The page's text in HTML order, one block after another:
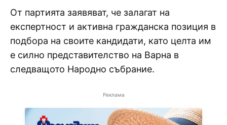
От партията заявяват, че залагат на
експертност и активна гражданска позиция в
подбора на своите кандидати, като целта им
е силно представителство на Варна в
следващото Народно събрание.
Реклама